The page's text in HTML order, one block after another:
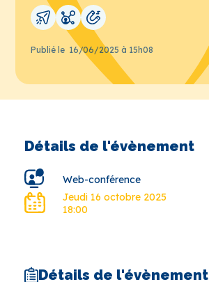
Publié le 16/06/2025 à 15h08
Détails de l'évènement
Web-conférence
Jeudi 16 octobre 2025
18:00
Détails de l'évènement